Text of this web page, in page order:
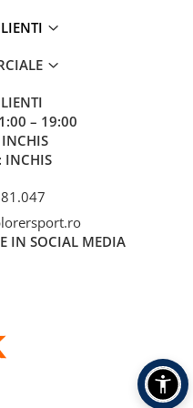
– 19:00
INCHIS
IN SOCIAL MEDIA